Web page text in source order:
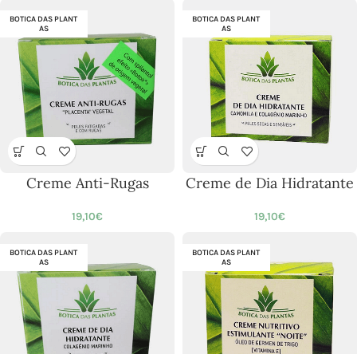
BOTICA DAS PLANT
AS
Creme Anti-Rugas
19,10€
BOTICA DAS PLANT
AS
Creme de Dia Hidratante
19,10€
BOTICA DAS PLANT
AS
BOTICA DAS PLANT
AS